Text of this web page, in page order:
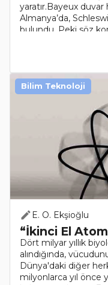
yaratır.Bayeux duvar
Almanya’da,
bulundu. Peki söz
E. O. Ekşioğlu
“İkinci El
Dört milyar yıllık
alındığında,
Dünya'daki diğer
milyonlarca yıl önce
Bilim Teknoloji